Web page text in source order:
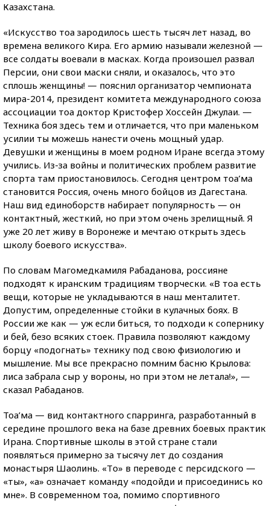
Казахстана.
«Искусство тоа зародилось шесть тысяч лет назад, во
времена великого Кира. Его армию называли железной —
все солдаты воевали в масках. Когда произошел развал
Персии, они свои маски сняли, и оказалось, что это
сплошь женщины! — пояснил организатор чемпионата
мира-2014, президент комитета международного союза
ассоциации тоа доктор Кристофер Хоссейн Джулаи. —
Техника боя здесь тем и отличается, что при маленьком
усилии ты можешь нанести очень мощный удар.
Девушки и женщины в моем родном Иране всегда этому
учились. Из-за войны и политических проблем развитие
спорта там приостановилось. Сегодня центром тоа’ма
становится Россия, очень много бойцов из Дагестана.
Наш вид единоборств набирает популярность — он
контактный, жесткий, но при этом очень зрелищный. Я
уже 20 лет живу в Воронеже и мечтаю открыть здесь
школу боевого искусства».
По словам Магомедкамиля Рабаданова, россияне
подходят к иранским традициям творчески. «В тоа есть
вещи, которые не укладываются в наш менталитет.
Допустим, определенные стойки в кулачных боях. В
России же как — уж если биться, то подходи к сопернику
и бей, безо всяких стоек. Правила позволяют каждому
борцу «подогнать» технику под свою физиологию и
мышление. Мы все прекрасно помним басню Крылова:
лиса забрала сыр у вороны, но при этом не летала!», —
сказал Рабаданов.
Тоа’ма — вид контактного спарринга, разработанный в
середине прошлого века на базе древних боевых практик
Ирана. Спортивные школы в этой стране стали
появляться примерно за тысячу лет до создания
монастыря Шаолинь. «Tо» в переводе с персидского —
«ты», «а» означает команду «подойди и присоединись ко
мне». В современном тоа, помимо спортивного